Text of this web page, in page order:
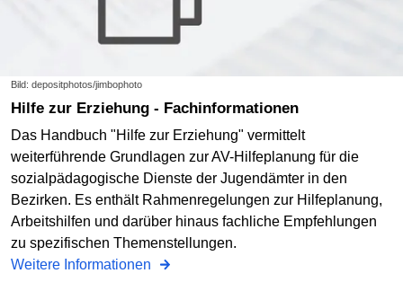
Bild: depositphotos/jimbophoto
Hilfe zur Erziehung - Fachinformationen
Das Handbuch "Hilfe zur Erziehung" vermittelt
weiterführende Grundlagen zur AV-Hilfeplanung für die
sozialpädagogische Dienste der Jugendämter in den
Bezirken. Es enthält Rahmenregelungen zur Hilfeplanung,
Arbeitshilfen und darüber hinaus fachliche Empfehlungen
zu spezifischen Themenstellungen.
Weitere Informationen